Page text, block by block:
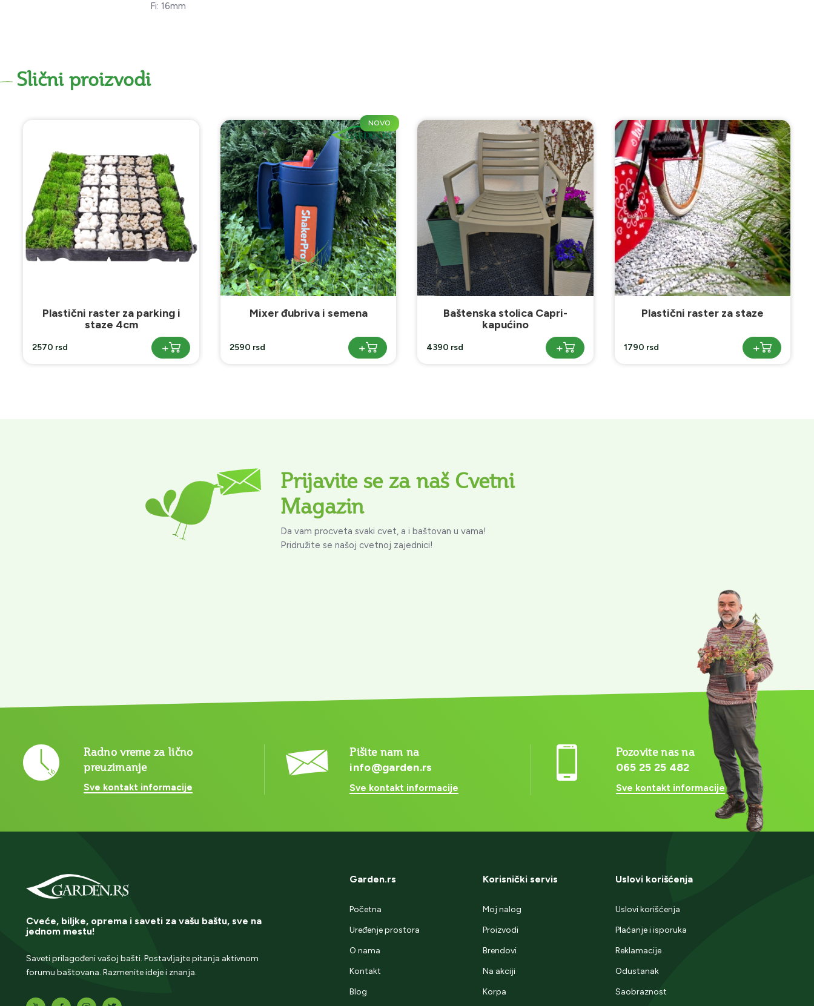
Fi: 16mm
Slični proizvodi
Mixer đubriva i semena
2590 rsd +
Baštenska stolica Capri-
4390 rsd +
Plastični raster za staze
1790 rsd +
Baštenski ivičnjaci- Korten
1990 rsd +
Prijavite se za naš Cvetni
Magazin
Da vam procveta svaki cvet, a i baštovan u vama!
Pridružite se našoj cvetnoj zajednici!
Radno vreme za lično
preuzimanje
Sve kontakt informacije
Pišite nam na
info@garden.rs
Sve kontakt informacije
Pozovite nas na
065 25 25 482
Sve kontakt informacije
Cveće, biljke, oprema i saveti za vašu baštu, sve na
jednom mestu!
Saveti prilagođeni vašoj bašti. Postavljajte pitanja aktivnom
forumu baštovana. Razmenite ideje i znanja.
Garden.rs
Početna
Uređenje prostora
O nama
Kontakt
Blog
Korisnički servis
Moj nalog
Proizvodi
Brendovi
Na akciji
Korpa
Uslovi korišćenja
Uslovi korišćenja
Plaćanje i isporuka
Reklamacije
Odustanak
Saobraznost